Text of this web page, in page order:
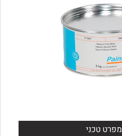
מפרט טכני